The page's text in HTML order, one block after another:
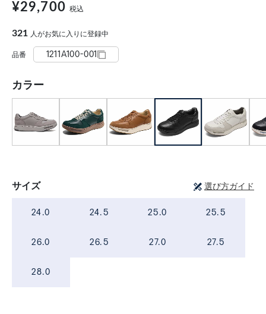
¥29,700 税込
321 人がお気に入りに登録中
品番 1211A100-001
カラー
サイズ 選び方ガイド
24.0 24.5 25.0 25.5
26.0 26.5 27.0 27.5
28.0